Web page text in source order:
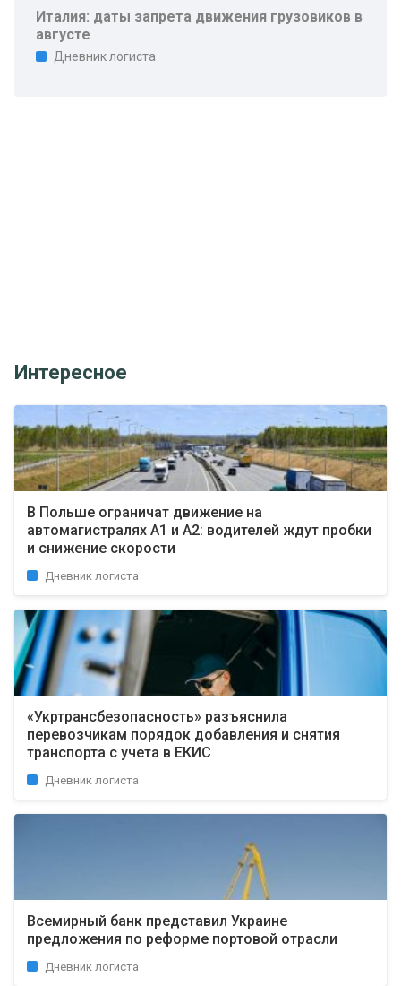
Италия: даты запрета движения грузовиков в
августе
Дневник логиста
Интересное
В Польше ограничат движение на
автомагистралях A1 и A2: водителей ждут пробки
и снижение скорости
Дневник логиста
«Укртрансбезопасность» разъяснила
перевозчикам порядок добавления и снятия
транспорта с учета в ЕКИС
Дневник логиста
Всемирный банк представил Украине
предложения по реформе портовой отрасли
Дневник логиста